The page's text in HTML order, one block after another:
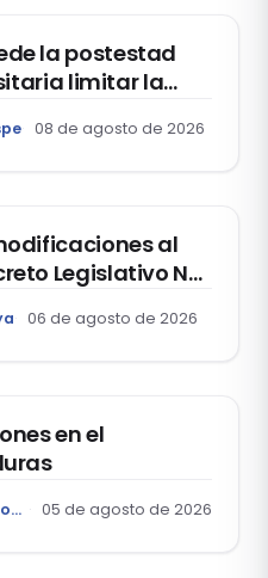
la postestad
limitar la
de los
08 de agosto de 2026
al
Legislativo Nº
Régimen de
06 de agosto de 2026
en el
Austin Ricardo Beaumont Rivera 05 de agosto de 2026